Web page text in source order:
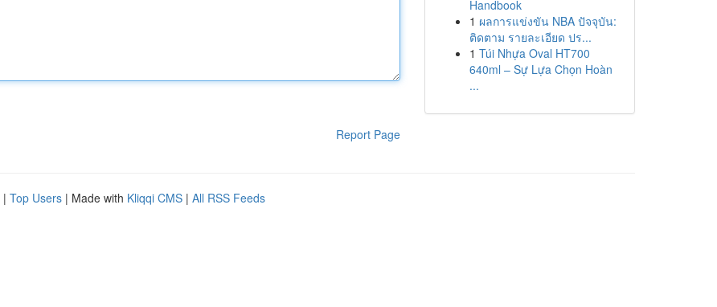
Report Page
Handbook
1 ผลการแข่งขัน NBA ปัจจุบัน:
ติดตาม รายละเอียด ปร...
1 Túi Nhựa Oval HT700
640ml – Sự Lựa Chọn Hoàn
...
| Top Users | Made with Kliqqi CMS | All RSS Feeds